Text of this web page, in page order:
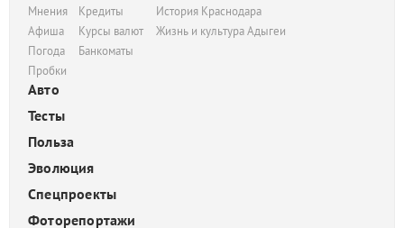
Мнения
Афиша
Погода
Пробки
Кредиты
Курсы валют
Банкоматы
История Краснодара
Жизнь и культура Адыгеи
Авто
Тесты
Польза
Эволюция
Спецпроекты
Фоторепортажи